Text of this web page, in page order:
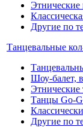
Этнические
Другие по
Танцевальные
Шоу-балет,
Этнические
Танцы Go-
Другие по